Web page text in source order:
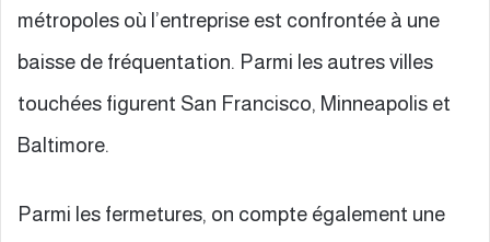
métropoles où l’entreprise est confrontée à une
baisse de fréquentation. Parmi les autres villes
touchées figurent San Francisco, Minneapolis et
Baltimore.
Parmi les fermetures, on compte également une